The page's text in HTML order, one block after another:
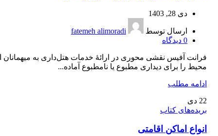
دی 28, 1403
ارسال توسط
fatemeh alimoradi
0 دیدگاه
فرانت آفیس نقشی محوری در ارائۀ خدمات هتل‌داری به میهمانان
محیط را برای دیداری مطبوع یا نامطبوع آماده...
ادامه مطلب
22 دی
بریده‌های کتاب
انواع اماکن اقامتی